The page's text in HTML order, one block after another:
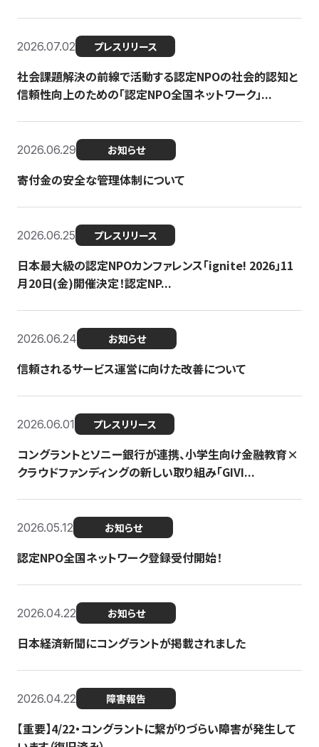
2026.07.02 プレスリリース
社会課題解決の前線で活動する認定NPOの社会的認知と
信頼性向上のための「認定NPO全国ネットワーク」...
2026.06.29 お知らせ
寄付金の安全な管理体制について
2026.06.25 プレスリリース
日本最大級の認定NPOカンファレンス「ignite! 2026」11
月20日(金)開催決定！認定NP...
2026.06.24 お知らせ
信頼されるサービス運営に向けた改善について
2026.06.01 プレスリリース
コングラントとソニー銀行が連携、小学生向け金融教育×
クラウドファンディングの新しい取り組み「GIVI...
2026.05.12 お知らせ
認定NPO全国ネットワーク登録受付開始！
2026.04.22 お知らせ
日本経済新聞にコングラントが掲載されました
2026.04.22 障害報告
【重要】4/22・コングラントに繋がりづらい障害が発生して